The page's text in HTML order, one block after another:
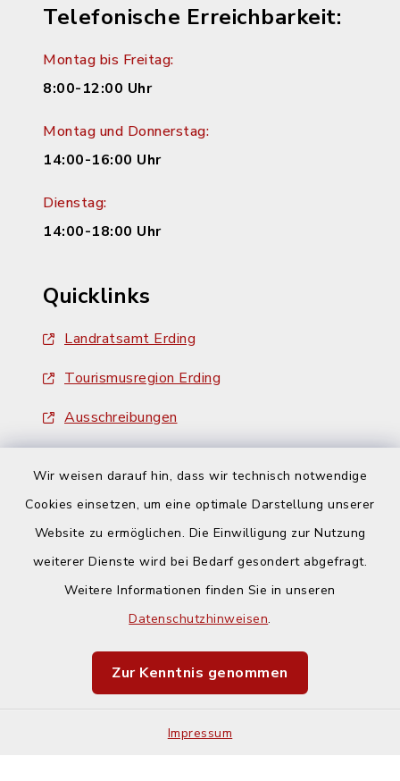
Wir weisen darauf hin, dass wir technisch notwendige
Cookies einsetzen, um eine optimale Darstellung unserer
Website zu ermöglichen. Die Einwilligung zur Nutzung
weiterer Dienste wird bei Bedarf gesondert abgefragt.
Weitere Informationen finden Sie in unseren
Datenschutzhinweisen.
Zur Kenntnis genommen
Impressum
Telefonische Erreichbarkeit:
Montag bis Freitag:
8:00-12:00 Uhr
Montag und Donnerstag:
14:00-16:00 Uhr
Dienstag:
14:00-18:00 Uhr
Quicklinks
Landratsamt Erding
Tourismusregion Erding
Ausschreibungen
Barrierefreiheit
Impressum
Sitemap